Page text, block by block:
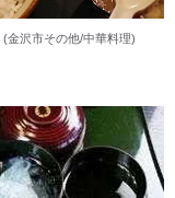
(金沢市その他/中華料理)